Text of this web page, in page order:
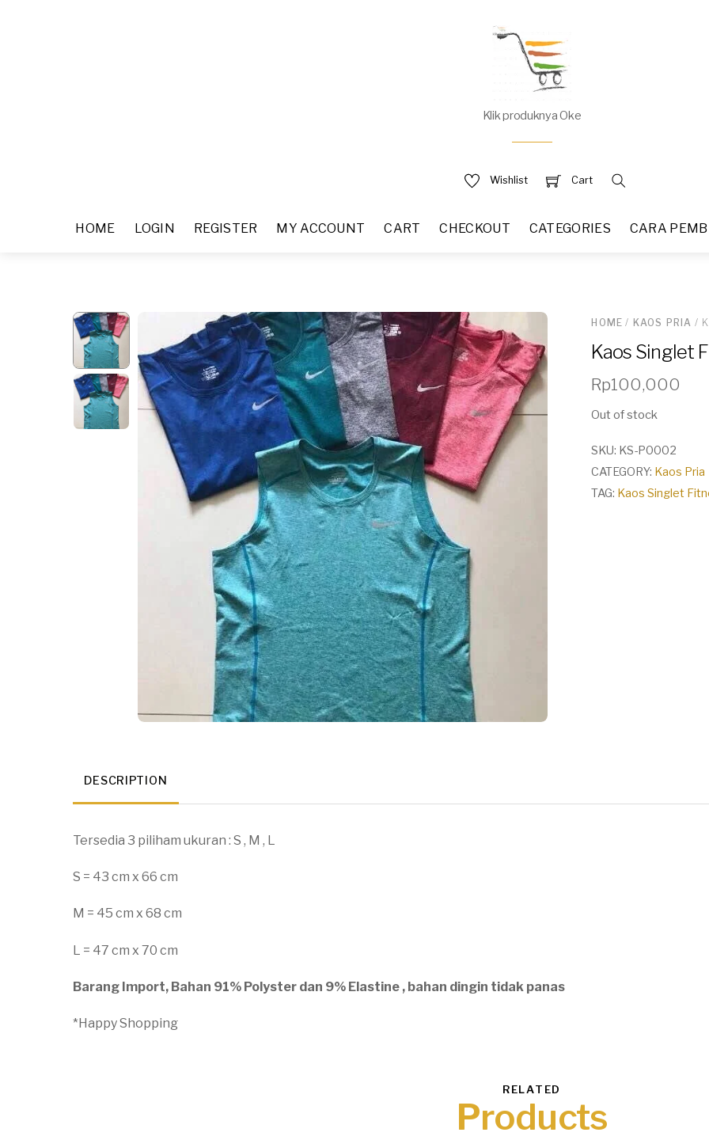
Klik produknya Oke
Wishlist Cart
HOME LOGIN REGISTER MY ACCOUNT CART CHECKOUT CATEGORIES CARA
HOME / KAOS PRIA /
Kaos Singlet
Rp100,000
Out of stock
SKU: KS-P0002
CATEGORY: Kaos Pria
TAG: Kaos Singlet
DESCRIPTION
Tersedia 3 piliham ukuran : S , M , L
S = 43 cm x 66 cm
M = 45 cm x 68 cm
L = 47 cm x 70 cm
Barang Import, Bahan 91% Polyster dan 9% Elastine , bahan dingin tidak panas
*Happy Shopping
RELATED
Products